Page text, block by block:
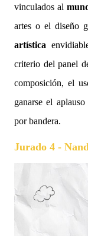
vinculados al
artes o el diseño
artística
criterio del panel
composición, el
ganarse el
por bandera.
Jurado 4 -